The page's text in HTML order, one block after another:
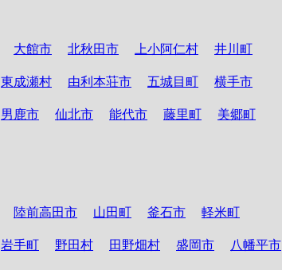
大館市 北秋田市 上小阿仁村 井川町
東成瀬村 由利本荘市 五城目町 横手市
男鹿市 仙北市 能代市 藤里町 美郷町
陸前高田市 山田町 釜石市 軽米町
岩手町 野田村 田野畑村 盛岡市 八幡平市